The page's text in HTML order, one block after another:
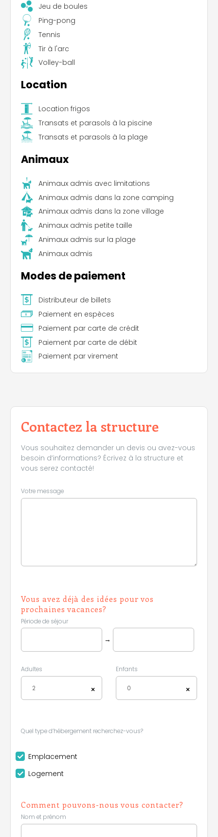
Jeu de boules
Ping-pong
Tennis
Tir à l'arc
Volley-ball
Location
Location frigos
Transats et parasols à la piscine
Transats et parasols à la plage
Animaux
Animaux admis avec limitations
Animaux admis dans la zone camping
Animaux admis dans la zone village
Animaux admis petite taille
Animaux admis sur la plage
Animaux admis
Modes de paiement
Distributeur de billets
Paiement en espèces
Paiement par carte de crédit
Paiement par carte de débit
Paiement par virement
Contactez la structure
Vous souhaitez demander un devis ou avez-vous
besoin d’informations? Écrivez à la structure et
vous serez contacté!
Votre message
Vous avez déjà des idées pour vos
prochaines vacances?
Période de séjour
→
Adultes
×
2
Enfants
×
0
Quel type d’hébergement recherchez-vous?
Emplacement
Logement
Comment pouvons-nous vous contacter?
Nom et prénom